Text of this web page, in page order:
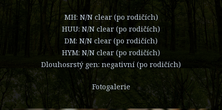
MH: N/N clear (po rodičích)
HUU: N/N clear (po rodičích)
DM: N/N clear (po rodičích)
HYM: N/N clear (po rodičích)
Dlouhosrstý gen: negativní (po rodičích)
Fotogalerie